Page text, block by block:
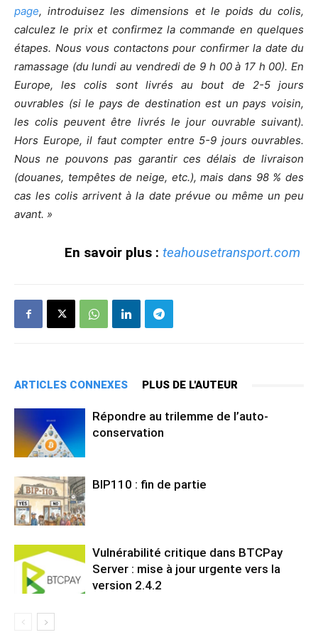
page, introduisez les dimensions et le poids du colis,
calculez le prix et confirmez la commande en quelques
étapes. Nous vous contactons pour confirmer la date du
ramassage (du lundi au vendredi de 9 h 00 à 17 h 00). En
Europe, les colis sont livrés au bout de 2-5 jours
ouvrables (si le pays de destination est un pays voisin,
les colis peuvent être livrés le jour ouvrable suivant).
Hors Europe, il faut compter entre 5-9 jours ouvrables.
Nous ne pouvons pas garantir ces délais de livraison
(douanes, tempêtes de neige, etc.), mais dans 98 % des
cas les colis arrivent à la date prévue ou même un peu
avant. »
En savoir plus : teahousetransport.com
ARTICLES CONNEXES PLUS DE L'AUTEUR
Répondre au trilemme de l’auto-
conservation
BIP110 : fin de partie
Vulnérabilité critique dans BTCPay
Server : mise à jour urgente vers la
version 2.4.2